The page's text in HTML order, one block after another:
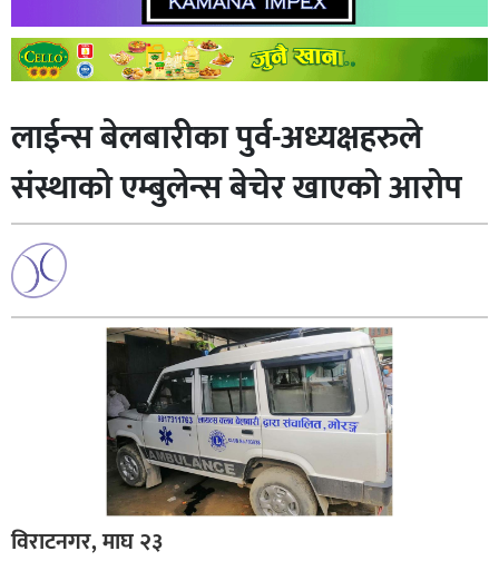
लाईन्स बेलबारीका पुर्व-अध्यक्षहरुले
संस्थाको एम्बुलेन्स बेचेर खाएको आरोप
विराटनगर, माघ २३